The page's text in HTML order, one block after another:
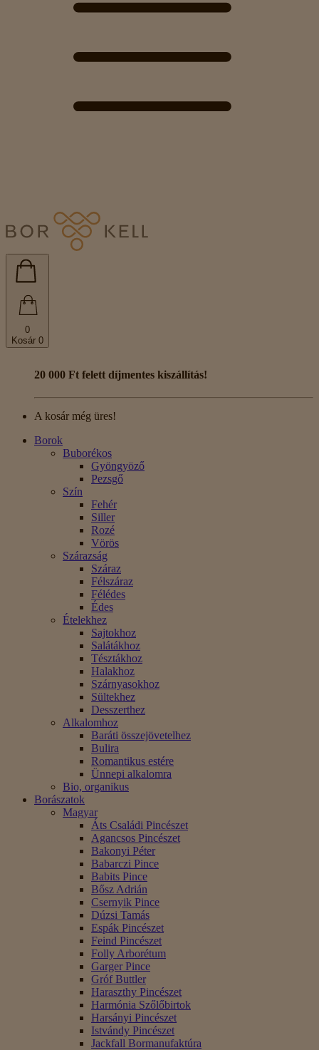
0
Kosár 0
20 000 Ft felett díjmentes kiszállítás!
A kosár még üres!
Borok
Buborékos
Gyöngyöző
Pezsgő
Szín
Fehér
Siller
Rozé
Vörös
Szárazság
Száraz
Félszáraz
Félédes
Édes
Ételekhez
Sajtokhoz
Salátákhoz
Tésztákhoz
Halakhoz
Szárnyasokhoz
Sültekhez
Desszerthez
Alkalomhoz
Baráti összejövetelhez
Bulira
Romantikus estére
Ünnepi alkalomra
Bio, organikus
Borászatok
Magyar
Áts Családi Pincészet
Agancsos Pincészet
Bakonyi Péter
Babarczi Pince
Babits Pince
Bősz Adrián
Csernyik Pince
Dúzsi Tamás
Espák Pincészet
Feind Pincészet
Folly Arborétum
Garger Pince
Gróf Buttler
Haraszthy Pincészet
Harmónia Szőlőbirtok
Harsányi Pincészet
Istvándy Pincészet
Jackfall Bormanufaktúra